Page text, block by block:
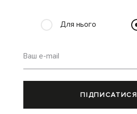
Для нього
Ваш e-mail
ПІДПИСАТИСЯ